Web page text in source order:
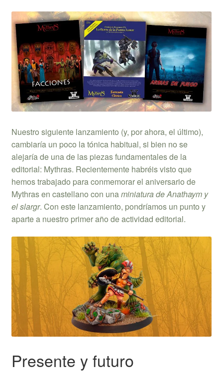
Nuestro siguiente lanzamiento (y, por ahora, el último),
cambiaría un poco la tónica habitual, si bien no se
alejaría de una de las piezas fundamentales de la
editorial: Mythras. Recientemente habréis visto que
hemos trabajado para conmemorar el aniversario de
Mythras en castellano con unaminiatura de Anathaym y
el slargr. Con este lanzamiento, pondríamos un punto y
aparte a nuestro primer año de actividad editorial.
Presente y futuro